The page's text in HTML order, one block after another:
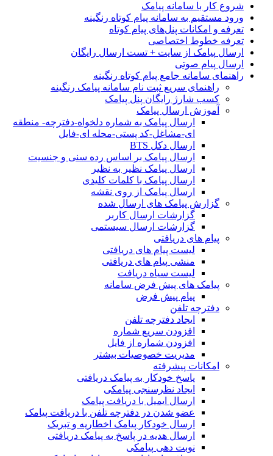
شروع کار با سامانه پيامک
ورود مستقیم به سامانه پیام کوتاه رنگینه
تعرفه و امکانات پنل‌های پيام کوتاه
تعرفه خطوط اختصاصی
ارسال پيامک از سايت + تست ارسال رایگان
ارسال پیام صوتی
راهنمای سامانه جامع پیام کوتاه رنگینه
راهنمای سریع ثبت نام سامانه پیامک رنگینه
کسب شارژ رایگان پنل پیامک
آموزش ارسال پیامک
ارسال پیامک به شماره دلخواه-دفترچه- منطقه
ای-مشاغل-کد پستی-محله ای-فایل
ارسال دکل BTS
ارسال پیامک بر اساس رده سنی و جنسیت
ارسال پیامک نظیر به نظیر
ارسال پیامک با کلمات کلیدی
ارسال پیامک از روی نقشه
گزارش پیامک های ارسال شده
گزارشات ارسال کاربر
گزارشات ارسال سیستمی
پیام های دریافتی
لیست پیام های دریافتی
منشی پیام های دریافتی
لیست سیاه دریافت
پیامک های پیش فرض سامانه
پیام پیش فرض
دفترچه تلفن
ایجاد دفترچه تلفن
افزودن سریع شماره
افزودن شماره از فایل
مدیریت خصوصیات بیشتر
امکانات پیشرفته
پاسخ خودکار به پیامک دریافتی
ایجاد نظرسنجی پیامکی
ارسال ایمیل با دریافت پیامک
عضو شدن در دفترچه تلفن با دریافت پیامک
ارسال خودکار پیامک اخطاریه و تبریک
ارسال هدیه در پاسخ به پیامک دریافتی
نوبت دهی پیامکی